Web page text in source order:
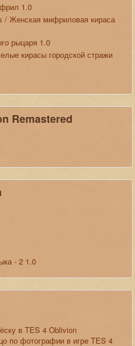
1.0
/ Женская мифриловая кираса
рыцаря 1.0
кирасы городской стражи
Remastered
- 2 1.0
в TES 4 Oblivion
по фотографии в игре TES 4